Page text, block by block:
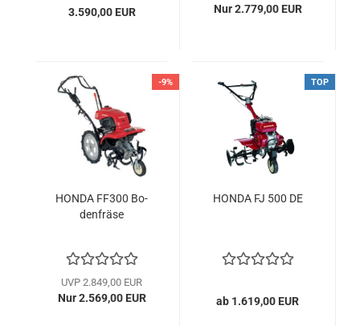
3.590,00 EUR Nur 2.779,00 EUR
-9%
HONDA FF300 Bo­
den­frä­se
UVP 2.849,00 EUR
Nur 2.569,00 EUR
TOP
HONDA FJ 500 DE
ab 1.619,00 EUR